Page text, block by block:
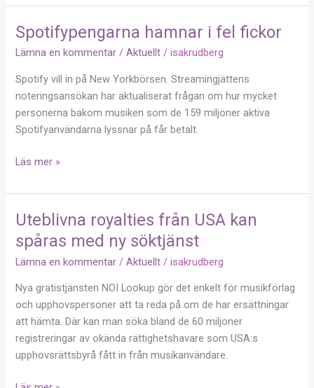
Spotifypengarna hamnar i fel fickor
Lämna en kommentar /Aktuellt /isakrudberg
Spotify vill in på New Yorkbörsen. Streamingjättens
noteringsansökan har aktualiserat frågan om hur mycket
personerna bakom musiken som de 159 miljoner aktiva
Spotifyanvändarna lyssnar på får betalt.
Spotifypengarna
hamnar
fel
fickor
Läs mer »
Uteblivna royalties från USA kan
spåras med ny söktjänst
Lämna en kommentar /Aktuellt /isakrudberg
Nya gratistjänsten NOI Lookup gör det enkelt för musikförlag
och upphovspersoner att ta reda på om de har ersättningar
att hämta. Där kan man söka bland de 60 miljoner
registreringar av okända rättighetshavare som USA:s
upphovsrättsbyrå fått in från musikanvändare.
Uteblivna
royalties
från
USA
kan
spåras
med
ny
söktjänst